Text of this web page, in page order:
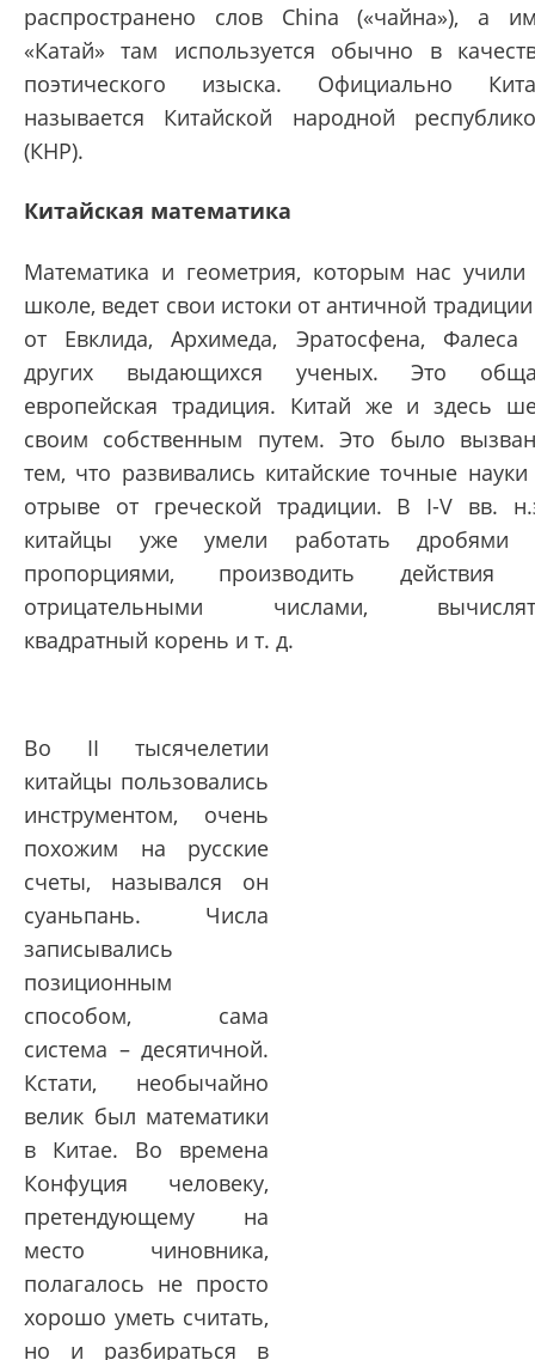
распространено слов China («чайна»), а
«Катай» там используется обычно в
поэтического изыска. Официально
называется Китайской народной
(КНР).
Китайская математика
Математика и геометрия, которым нас учили
школе, ведет свои истоки от античной
от Евклида, Архимеда, Эратосфена, Фалеса
других выдающихся ученых. Это
европейская традиция. Китай же и здесь
своим собственным путем. Это было
тем, что развивались китайские точные
отрыве от греческой традиции. В I-V вв.
китайцы уже умели работать дробями
пропорциями, производить действия
отрицательными числами,
квадратный корень и т. д.
Во II тысячелетии
китайцы пользовались
инструментом, очень
похожим на русские
счеты, назывался он
суаньпань. Числа
записывались
позиционным
способом, сама
система – десятичной.
Кстати, необычайно
велик был математики
в Китае. Во времена
Конфуция человеку,
претендующему на
место чиновника,
полагалось не просто
хорошо уметь считать,
но и разбираться в